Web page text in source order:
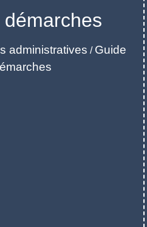
administratives / Guide